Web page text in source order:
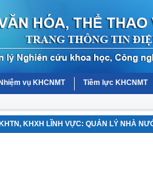
Nhiệm vụ KHCNMT Tiềm lực KHCNMT
KHXH LĨNH VỰC: QUẢN LÝ NHÀ